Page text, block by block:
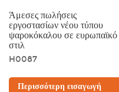
Άμεσες πωλήσεις
εργοστασίων νέου τύπου
ψαροκόκαλου σε ευρωπαϊκό
στιλ
H0087
Περισσότερη εισαγωγή